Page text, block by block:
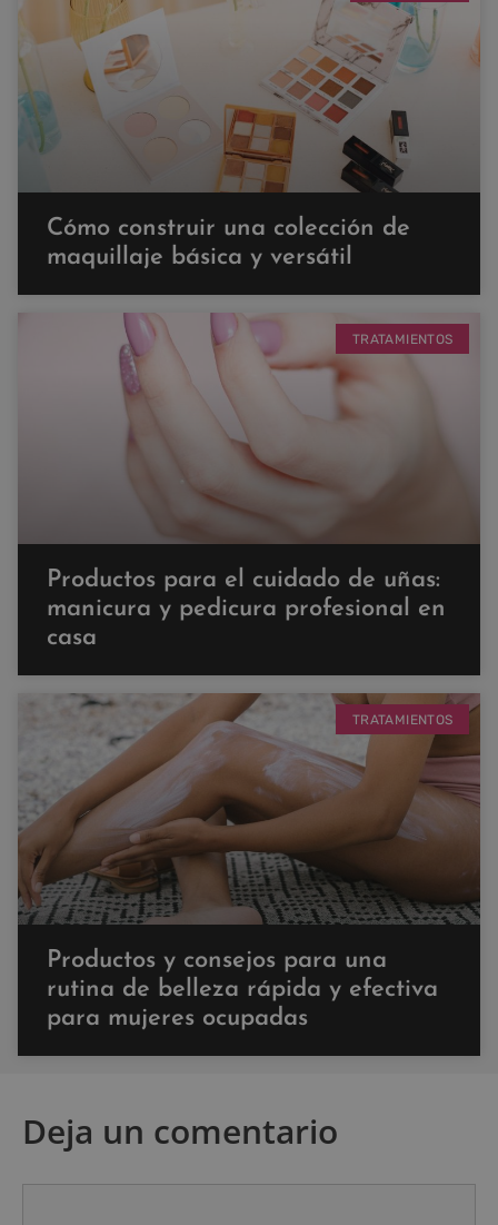
Cómo construir una colección de
maquillaje básica y versátil
TRATAMIENTOS
Productos para el cuidado de uñas:
manicura y pedicura profesional en
casa
TRATAMIENTOS
Productos y consejos para una
rutina de belleza rápida y efectiva
para mujeres ocupadas
Deja un comentario